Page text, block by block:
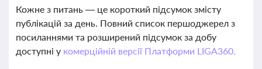
Кожне з питань — це короткий підсумок змісту
публікацій за день. Повний список першоджерел з
посиланнями та розширений підсумок за добу
доступні у комерційній версії Платформи LIGA360.